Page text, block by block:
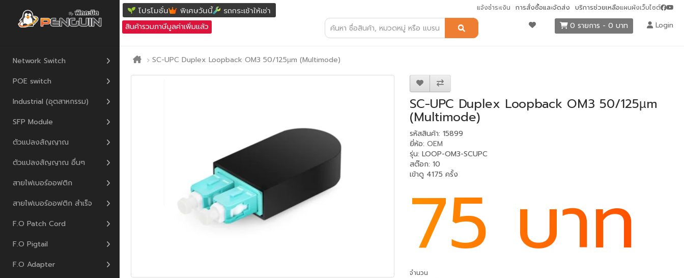
แจ้งชำระเงิน การสั่งซื้อและจัดส่ง บริการช่วยเหลือแผนผังเว็บไซต์
โปรโมชั่น พิเศษวันนี้ รถกระเช้าให้เช่า
สินค้ารวมภาษีมูลค่าเพิ่มแล้ว 0 รายการ - 0 บาท Login
Network Switch
POE switch
Industrial (อุตสาหกรรม)
SFP Module
ตัวแปลงสัญญาณ
ตัวแปลงสัญญาณ อื่นๆ
สายไฟเบอร์ออฟติก
สายไฟเบอร์ออฟติก สำเร็จ
F.O Patch Cord
F.O Pigtail
F.O Adapter
SC-UPC Duplex Loopback OM3 50/125µm (Multimode)
SC-UPC Duplex Loopback OM3 50/125µm
(Multimode)
รหัสสินค้า: 15899
ยี่ห้อ: OEM
รุ่น: LOOP-OM3-SCUPC
สต๊อก: 10
เข้าดู 4175 ครั้ง
75 บาท
จำนวน